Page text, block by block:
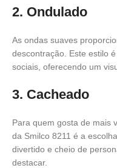
2. Ondulado
As ondas suaves
descontração. Este estilo
sociais, oferecendo um
3. Cacheado
Para quem gosta de mais
da Smilco 8211 é a
divertido e cheio de
destacar.